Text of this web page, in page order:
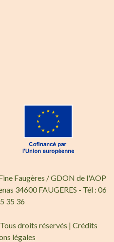
Faugères / GDON de l'AOP
34600 FAUGERES - Tél : 06
35 36
droits réservés | Crédits
légales